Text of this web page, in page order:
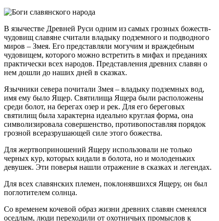
В язычестве Древней Руси одним из самых грозных божеств-
чудовищ славяне считали владыку подземного и подводного
миров – Змея. Его представляли могучим и враждебным
чудовищем, которого можно встретить в мифах и преданиях
практически всех народов. Представления древних славян о
нем дошли до наших дней в сказках.
Язычники севера почитали Змея – владыку подземных вод,
имя ему было Ящер. Святилища Ящера были расположены
среди болот, на берегах озер и рек. Для его береговых
святилищ была характерна идеально круглая форма, она
символизировала совершенство, противопоставляя порядок
грозной всеразрушающей силе этого божества.
Для жертвоприношений Ящеру использовали не только
черных кур, которых кидали в болота, но и молоденьких
девушек. Эти поверья нашли отражение в сказках и легендах.
Для всех славянских племен, поклонявшихся Ящеру, он был
поглотителем солнца.
Со временем кочевой образ жизни древних славян сменялся
оседлым, люди переходили от охотничьих промыслов к